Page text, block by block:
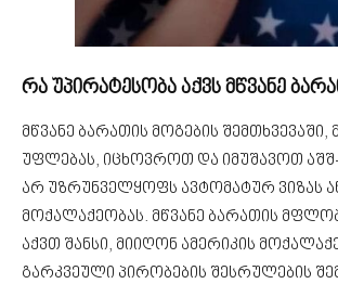
რა უპირატესობა აქვს მწვანე
მწვანე ბარათის მოგების შემთხვევაში,
უფლებას, იცხოვროთ და იმუშავოთ
არ უზრუნველყოფს ავტომატურ ვიზას
მოქალაქეობას. მწვანე ბარათის
აქვთ შანსი, მიიღონ ამერიკის
გარკვეული პირობების შესრულების